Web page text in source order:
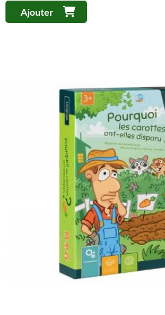
Ajouter